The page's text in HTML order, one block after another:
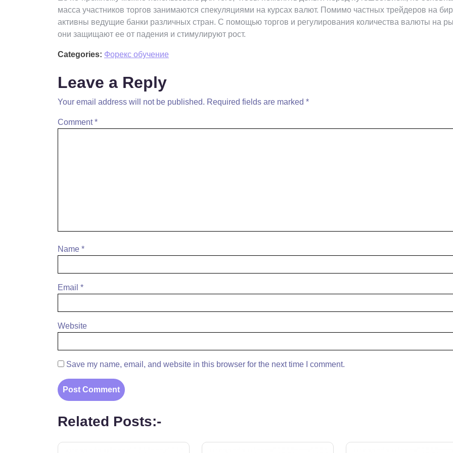
масса участников торгов занимаются спекуляциями на курсах валют. Помимо частных трейдеров на
активны ведущие банки различных стран. С помощью торгов и регулирования количества валюты на
они защищают ее от падения и стимулируют рост.
Categories: Форекс обучение
Leave a Reply
Your email address will not be published. Required fields are marked *
Comment*
Name *
Email *
Website
Save my name, email, and website in this browser for the next time I comment.
Related Posts:-